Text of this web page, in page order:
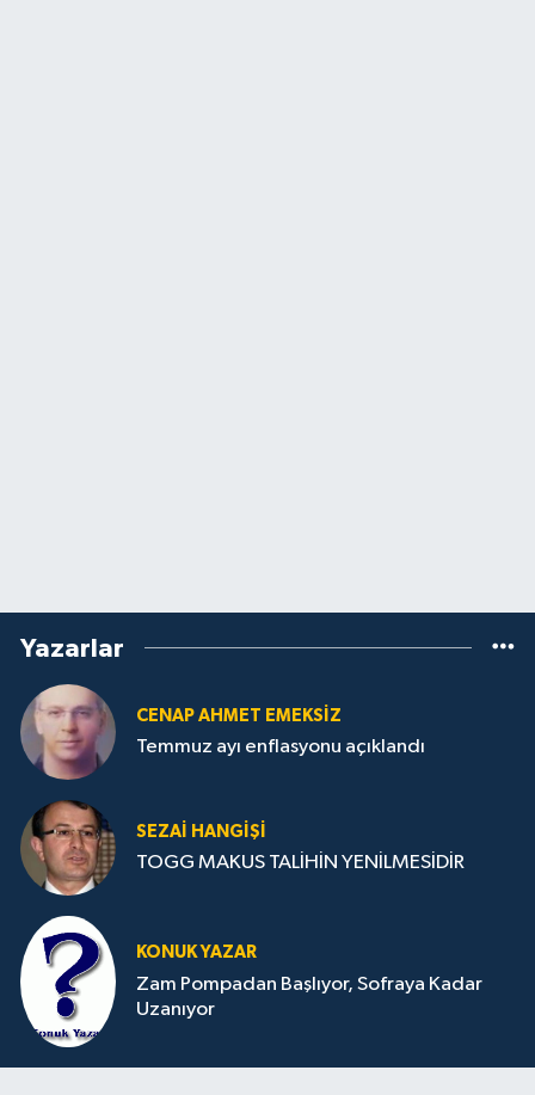
Yazarlar
CENAP AHMET EMEKSİZ
Temmuz ayı enflasyonu açıklandı
SEZAI HANGİŞİ
TOGG MAKUS TALİHİN YENİLMESİDİR
KONUK YAZAR
Zam Pompadan Başlıyor, Sofraya Kadar
Uzanıyor